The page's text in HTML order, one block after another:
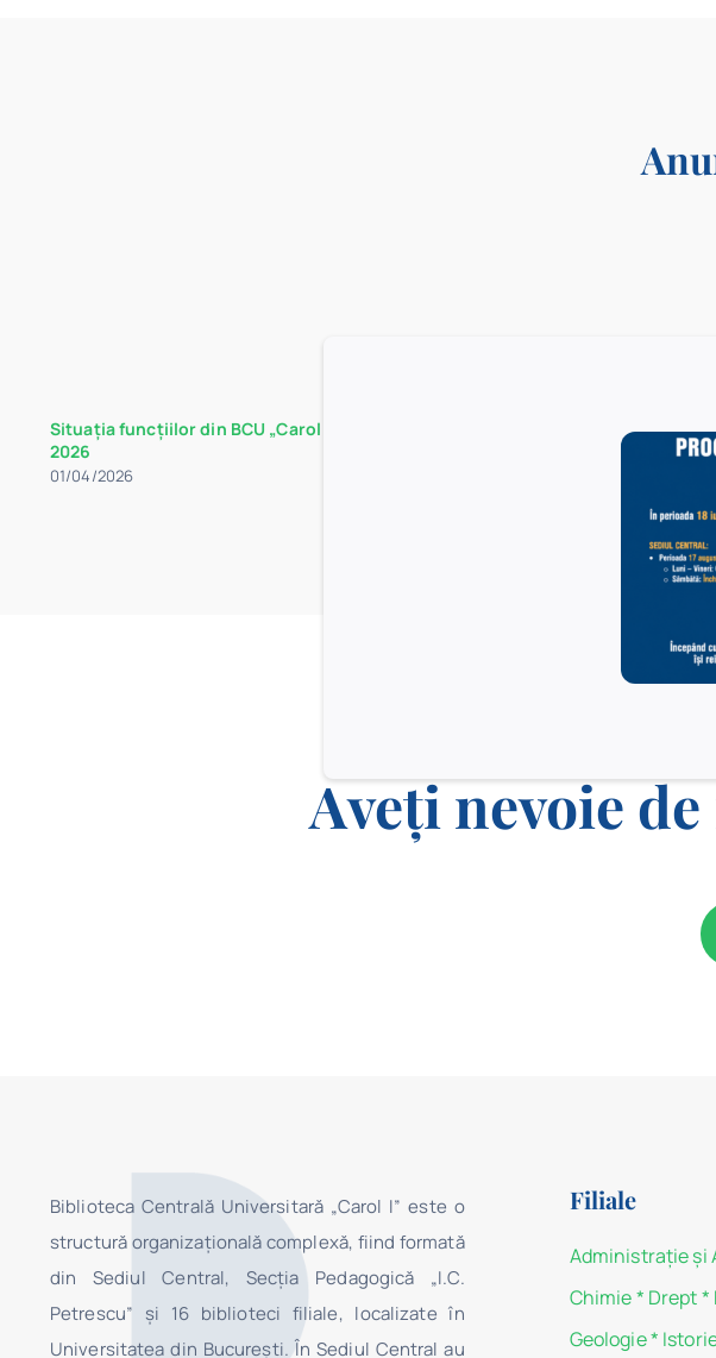
Situația funcțiilor din BCU „Carol I” la data de 30 martie
2026
01/04/2026
Rezultate finale
Administrativ.
Aveți nevoie
Biblioteca Centrală Universitară „Carol I” este o
structură organizaţională complexă, fiind formată
din Sediul Central, Secţia Pedagogică „I.C.
Petrescu” şi 16 biblioteci filiale, localizate în
Universitatea din Bucureşti. În Sediul Central au
Filiale
Administraţie şi
Chimie* Drept*
Geologie*